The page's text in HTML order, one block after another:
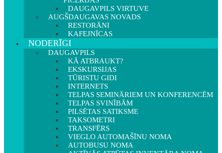
DAUGAVPILS VIRTUVE
AUGŠDAUGAVAS NOVADS
RESTORĀNI
KAFEJNĪCAS
NODERĪGI
DAUGAVPILS
KĀ ATBRAUKT?
EKSKURSIJAS
TŪRISTU GIDI
INTERNETS
TELPAS SEMINĀRIEM UN KONFERENCĒM
TELPAS SVINĪBĀM
PILSĒTAS SATIKSME
TAKSOMETRI
TRANSFĒRS
VIEGLO AUTOMAŠĪNU NOMA
AUTOBUSU NOMA